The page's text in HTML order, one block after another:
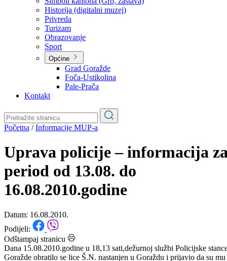
O kantonu
O kantonu
Simboli kantona (Grb, zastava)
Historija (digitalni muzej)
Privreda
Turizam
Obrazovanje
Općine
Pale-Prača
Kontakt
Početna/Informacije MUP-a
Uprava policije – informacija
period od 13.08. do
16.08.2010.godine
Datum: 16.08.2010.
Podijeli: